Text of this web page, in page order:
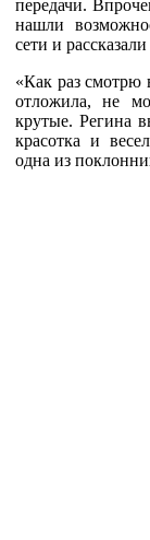
передачи.
нашли
сети и
«Как раз смотрю
отложила, не
крутые. Регина
красотка и
одна из